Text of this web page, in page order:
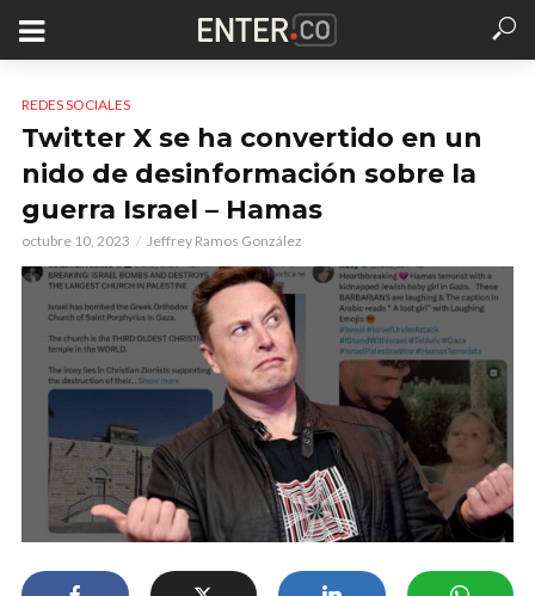
REDES SOCIALES
Twitter X se ha convertido en un
nido de desinformación sobre la
guerra Israel – Hamas
octubre 10, 2023 Jeffrey Ramos González